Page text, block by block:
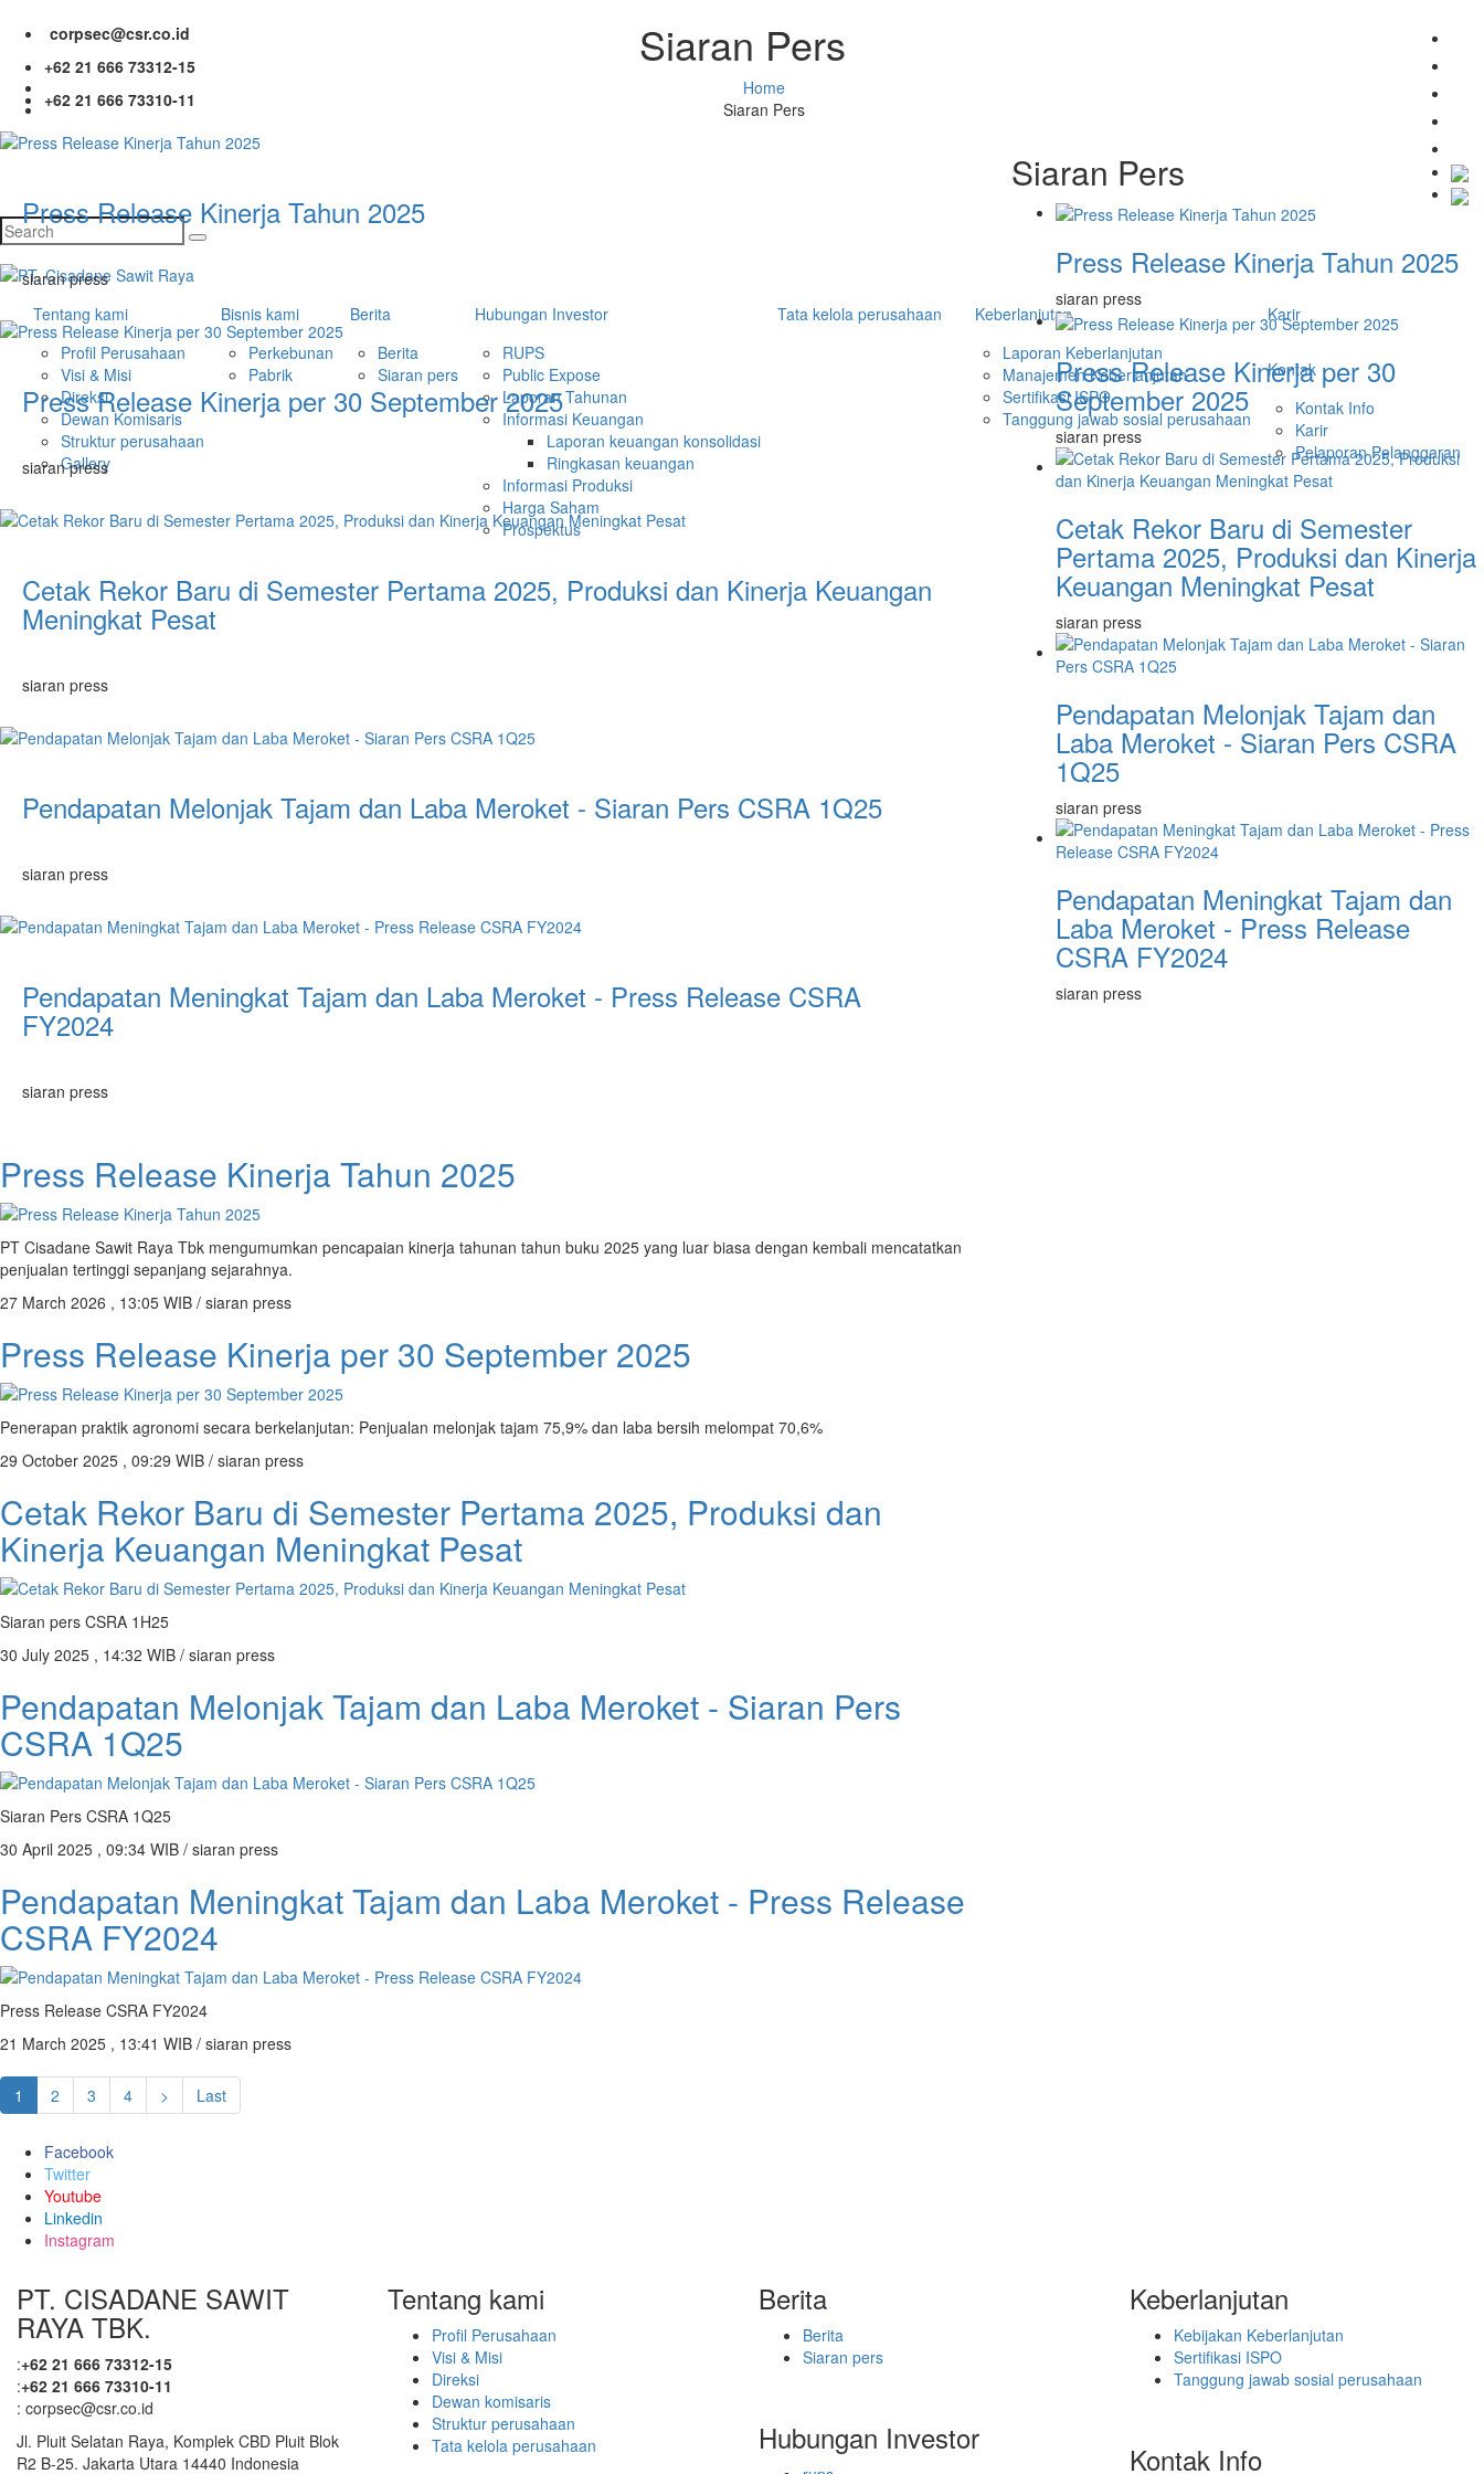
corpsec@csr.co.id
+62 21 666 73312-15
+62 21 666 73310-11
Tentang kami
Profil Perusahaan
Visi & Misi
Direksi
Dewan Komisaris
Struktur perusahaan
Gallery
Bisnis kami
Perkebunan
Pabrik
Berita
Berita
Siaran pers
Hubungan Investor
RUPS
Public Expose
Laporan Tahunan
Informasi Keuangan
Laporan keuangan konsolidasi
Ringkasan keuangan
Informasi Produksi
Harga Saham
Prospektus
Tata kelola perusahaan
Keberlanjutan
Laporan Keberlanjutan
Manajemen Keberlanjutan
Sertifikasi ISPO
Tanggung jawab sosial perusahaan
Karir
Kontak
Kontak Info
Karir
Pelaporan Pelanggaran
Siaran Pers
Home
Siaran Pers
Press Release Kinerja Tahun 2025
siaran press
Press Release Kinerja per 30 September 2025
siaran press
Cetak Rekor Baru di Semester Pertama 2025, Produksi dan Kinerja Keuangan
Meningkat Pesat
siaran press
Pendapatan Melonjak Tajam dan Laba Meroket - Siaran Pers CSRA 1Q25
siaran press
Pendapatan Meningkat Tajam dan Laba Meroket - Press Release CSRA
FY2024
siaran press
Press Release Kinerja Tahun 2025
PT Cisadane Sawit Raya Tbk mengumumkan pencapaian kinerja tahunan tahun buku 2025 yang luar biasa dengan kembali mencatatkan
penjualan tertinggi sepanjang sejarahnya.
27 March 2026 , 13:05 WIB / siaran press
Press Release Kinerja per 30 September 2025
Penerapan praktik agronomi secara berkelanjutan: Penjualan melonjak tajam 75,9% dan laba bersih melompat 70,6%
29 October 2025 , 09:29 WIB / siaran press
Cetak Rekor Baru di Semester Pertama 2025, Produksi dan
Kinerja Keuangan Meningkat Pesat
Siaran pers CSRA 1H25
30 July 2025 , 14:32 WIB / siaran press
Pendapatan Melonjak Tajam dan Laba Meroket - Siaran Pers
CSRA 1Q25
Siaran Pers CSRA 1Q25
30 April 2025 , 09:34 WIB / siaran press
Pendapatan Meningkat Tajam dan Laba Meroket - Press Release
CSRA FY2024
Press Release CSRA FY2024
21 March 2025 , 13:41 WIB / siaran press
1 2 3 4 > Last
Siaran Pers
Press Release Kinerja Tahun 2025
siaran press
Press Release Kinerja per 30
September 2025
siaran press
Cetak Rekor Baru di Semester
Pertama 2025, Produksi dan Kinerja
Keuangan Meningkat Pesat
siaran press
Pendapatan Melonjak Tajam dan
Laba Meroket - Siaran Pers CSRA
1Q25
siaran press
Pendapatan Meningkat Tajam dan
Laba Meroket - Press Release
CSRA FY2024
siaran press
Facebook
Twitter
Youtube
Linkedin
Instagram
PT. CISADANE SAWIT
RAYA TBK.
:+62 21 666 73312-15
:+62 21 666 73310-11
: corpsec@csr.co.id
Jl. Pluit Selatan Raya, Komplek CBD Pluit Blok
R2 B-25. Jakarta Utara 14440 Indonesia
Tentang kami
Profil Perusahaan
Visi & Misi
Direksi
Dewan komisaris
Struktur perusahaan
Tata kelola perusahaan
Berita
Berita
Siaran pers
Hubungan Investor
Keberlanjutan
Kebijakan Keberlanjutan
Sertifikasi ISPO
Tanggung jawab sosial perusahaan
Kontak Info